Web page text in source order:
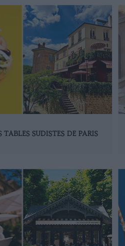
TABLES SUDISTES DE PARIS